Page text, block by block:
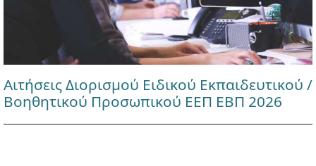
Αιτήσεις Διορισμού Ειδικού Εκπαιδευτικού /
Βοηθητικού Προσωπικού ΕΕΠ ΕΒΠ 2026